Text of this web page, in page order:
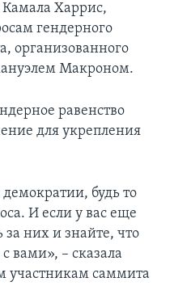
Харрис,
гендерного
организованного
Макроном.
равенство
для укрепления
будь то
И если у вас еще
за них и знайте, что
вами», – сказала
участникам саммита